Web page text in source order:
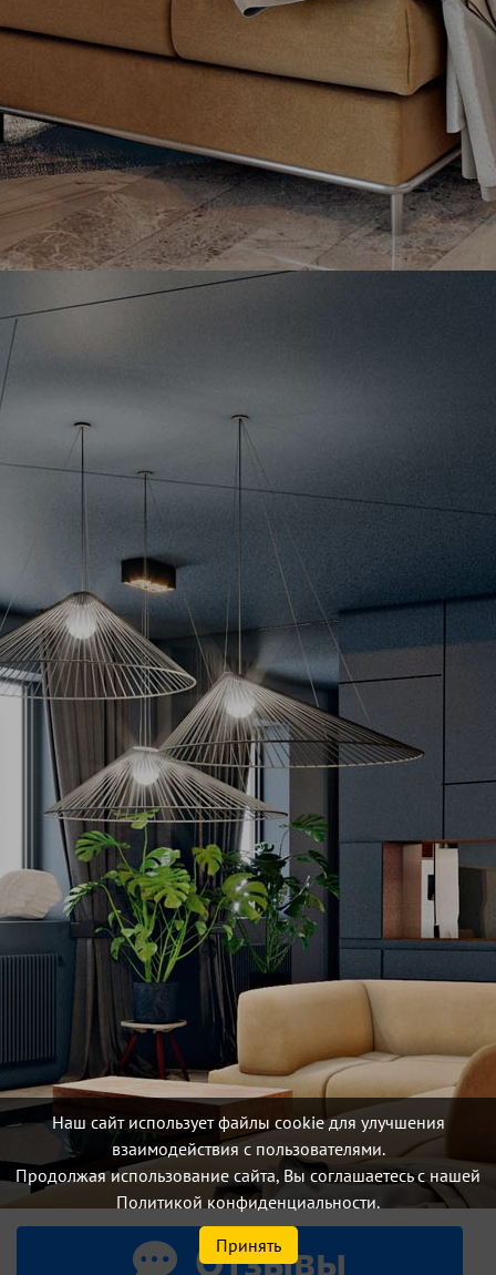
Отзывы
Наш сайт использует файлы cookie для улучшения
взаимодействия с пользователями.
Продолжая использование сайта, Вы соглашаетесь с нашей
Политикой конфиденциальности.
Принять